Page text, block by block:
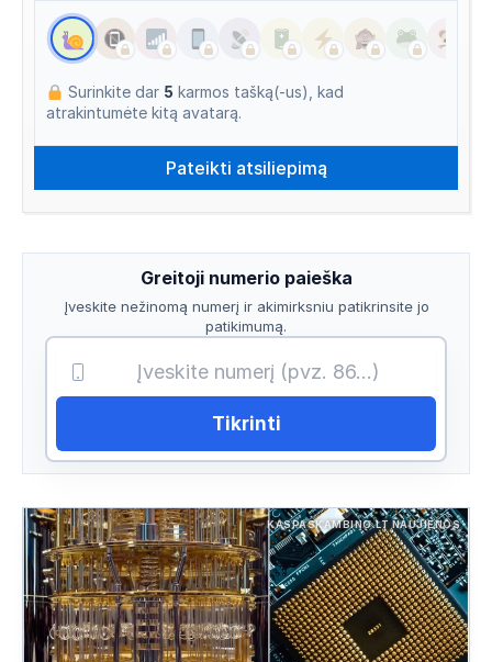
Surinkite dar 5 karmos tašką(-us), kad
atrakintumėte kitą avatarą.
Greitoji numerio paieška
Įveskite nežinomą numerį ir akimirksniu patikrinsite jo
patikimumą.
Tikrinti
KASPASKAMBINO.LT NAUJIENOS